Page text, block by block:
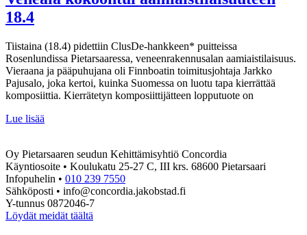
18.4
Tiistaina (18.4) pidettiin ClusDe-hankkeen* puitteissa
Rosenlundissa Pietarsaaressa, veneenrakennusalan aamiaistilaisuus.
Vieraana ja pääpuhujana oli Finnboatin toimitusjohtaja Jarkko
Pajusalo, joka kertoi, kuinka Suomessa on luotu tapa kierrättää
komposiittia. Kierrätetyn komposiittijätteen lopputuote on
Lue lisää
18.4
Oy Pietarsaaren seudun Kehittämisyhtiö Concordia
Käyntiosoite • Koulukatu 25-27 C, III krs. 68600 Pietarsaari
Infopuhelin • 010 239 7550
Sähköposti • info@concordia.jakobstad.fi
Y-tunnus 0872046-7
Löydät meidät täältä